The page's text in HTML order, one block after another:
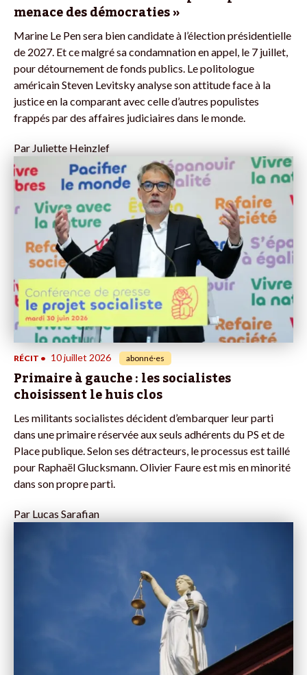
menace des démocraties »
Marine Le Pen sera bien candidate à l’élection présidentielle
de 2027. Et ce malgré sa condamnation en appel, le 7 juillet,
pour détournement de fonds publics. Le politologue
américain Steven Levitsky analyse son attitude face à la
justice en la comparant avec celle d’autres populistes
frappés par des affaires judiciaires dans le monde.
ParJuliette Heinzlef
RÉCIT • 10 juillet 2026 abonné·es
Primaire à gauche : les socialistes
choisissent le huis clos
Les militants socialistes décident d’embarquer leur parti
dans une primaire réservée aux seuls adhérents du PS et de
Place publique. Selon ses détracteurs, le processus est taillé
pour Raphaël Glucksmann. Olivier Faure est mis en minorité
dans son propre parti.
Par Lucas Sarafian